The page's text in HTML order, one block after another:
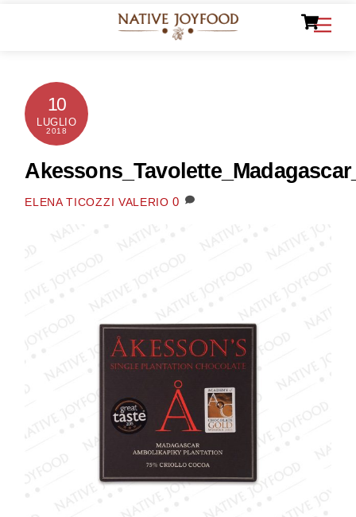
10
LUGLIO
2018
ELENA TICOZZI VALERIO 0